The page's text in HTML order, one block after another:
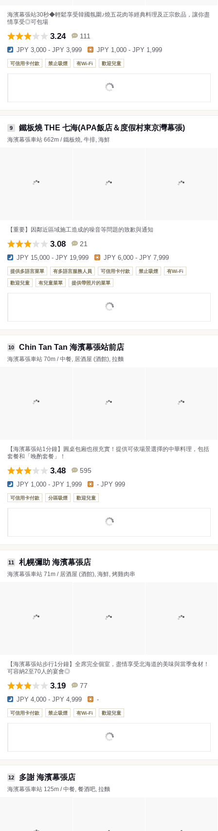
海濱幕張站30秒◆輕鬆享受韓國氛圍♪燒五花肉等經典料理及正宗飲品，讓你盡
情享受◎可包場
3.24 111
JPY 3,000 - JPY 3,999 JPY 1,000 - JPY 1,999
可信用卡付款 禁止吸煙 有Wi-Fi 歡迎兒童
9 鐵板燒 THE 七海(APA飯店＆度假村東京灣幕張)
海濱幕張車站 662m / 鐵板燒, 牛排, 海鮮
【重要】因鄰近區域施工造成的噪音等問題的致歉與通知
3.08 21
JPY 15,000 - JPY 19,999 JPY 6,000 - JPY 7,999
提供多語言菜單 有多語言服務人員 可信用卡付款 禁止吸煙 有Wi-Fi
歡迎兒童 有兒童菜單 提供帶照片的菜單
10 Chin Tan Tan 海濱幕張站前店
海濱幕張車站 70m / 中餐, 居酒屋 (酒館), 拉麵
【海濱幕張站1分鐘】圓桌包廂也很充實！提供可依場景選擇的中華料理，包括
套餐和「晚酌套餐」！
3.48 595
JPY 1,000 - JPY 1,999 - JPY 999
可信用卡付款 分區吸煙 歡迎兒童
11 札幌彌助 海濱幕張店
海濱幕張車站 71m / 居酒屋 (酒館), 海鮮, 烤雞肉串
【海濱幕張站步行1分鐘】全席完全個室，盡情享受北海道的美味與當季食材！
可容納2至70人的宴會◎
3.19 77
JPY 4,000 - JPY 4,999 -
可信用卡付款 禁止吸煙 有Wi-Fi 歡迎兒童
12 多謝 海濱幕張店
海濱幕張車站 125m / 中餐, 餐酒吧, 拉麵